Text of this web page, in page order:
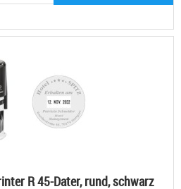
R 45-Dater, rund, schwarz